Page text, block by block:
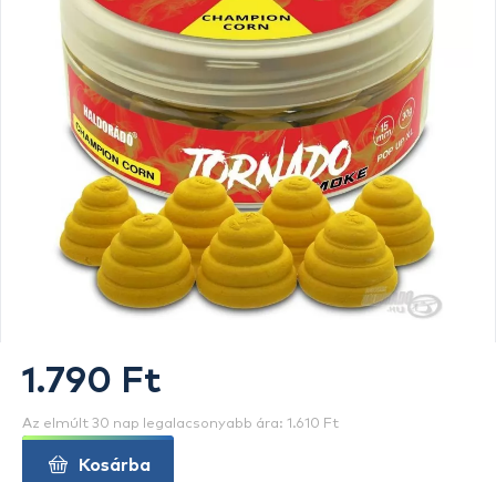
1.790 Ft
Az elmúlt 30 nap legalacsonyabb ára: 1.610 Ft
Kosárba